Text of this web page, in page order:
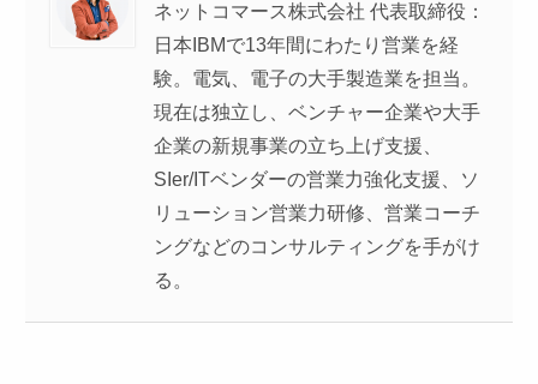
ネットコマース株式会社 代表取締役：
日本IBMで13年間にわたり営業を経
験。電気、電子の大手製造業を担当。
現在は独立し、ベンチャー企業や大手
企業の新規事業の立ち上げ支援、
SIer/ITベンダーの営業力強化支援、ソ
リューション営業力研修、営業コーチ
ングなどのコンサルティングを手がけ
る。